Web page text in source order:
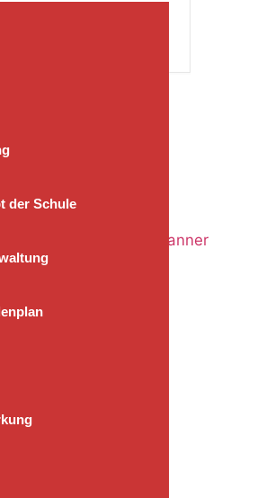
der SchuleDatenschutz
mit Real Cookie Banner